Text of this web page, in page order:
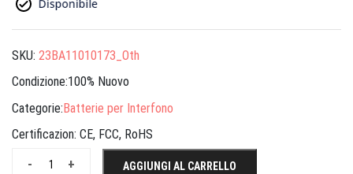
SKU: 23BA11010173_Oth
Condizione:100% Nuovo
Categorie:Batterie per Interfono
Certificazion: CE, FCC, RoHS
+
- AGGIUNGI AL CARRELLO